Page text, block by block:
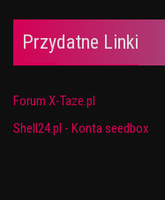
Przydatne Linki
Forum X-Taze.pl
Shell24.pl - Konta seedbox